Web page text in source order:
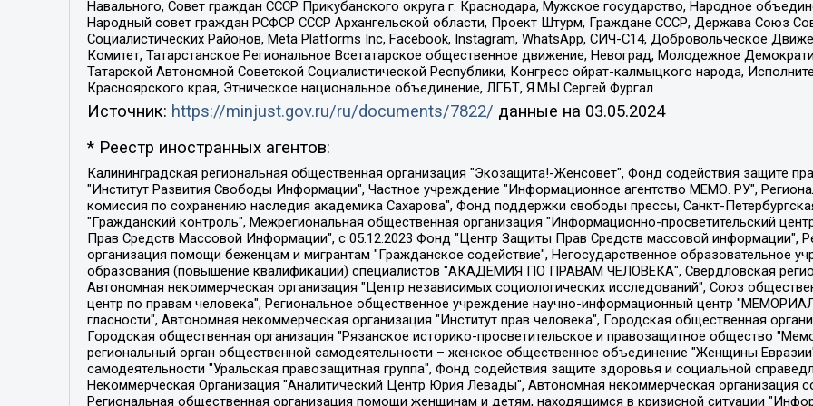
Навального, Совет граждан СССР Прикубанского округа г. Краснодара, Мужское государство, Народное
Народный совет граждан РСФСР СССР Архангельской области, Проект Штурм, Граждане СССР, Держава Союз
Социалистических Районов, Meta Platforms Inc, Facebook, Instagram, WhatsApp, СИЧ-С14, Добровольческое
Комитет, Татарстанское Региональное Всетатарское общественное движение, Невоград, Молодежное
Татарской Автономной Советской Социалистической Республики, Конгресс ойрат-калмыцкого народа,
Красноярского края, Этническое национальное объединение, ЛГБТ, Я.МЫ Сергей Фургал
Источник: https://minjust.gov.ru/ru/documents/7822/ данные на 03.05.2024
* Реестр иностранных агентов:
Калининградская региональная общественная организация "Экозащита!-Женсовет", Фонд содействия защите прав и свобод граждан "Общественный вердикт", Фонд "Институт Развития Свободы Информации", Частное учреждение "Информационное агентство МЕМО. РУ", Региональная общественная организация "Общественная комиссия по сохранению наследия академика Сахарова", Фонд поддержки свободы прессы, Санкт-Петербургская общественная правозащитная организация "Гражданский контроль", Межрегиональная общественная организация "Информационно-просветительский центр "Мемориал", Региональный Фонд "Центр Защиты Прав Средств Массовой Информации", с 05.12.2023 Фонд "Центр Защиты Прав Средств массовой информации", Региональная общественная благотворительная организация помощи беженцам и мигрантам "Гражданское содействие", Негосударственное образовательное учреждение дополнительного профессионального образования (повышение квалификации) специалистов "АКАДЕМИЯ ПО ПРАВАМ ЧЕЛОВЕКА", Свердловская региональная общественная организация "Сутяжник", Автономная некоммерческая организация "Центр независимых социологических исследований", Союз общественных объединений "Российский исследовательский центр по правам человека", Региональное общественное учреждение научно-информационный центр "МЕМОРИАЛ", Некоммерческая организация "Фонд защиты гласности", Автономная некоммерческая организация "Институт прав человека", Городская общественная организация "Екатеринбургское общество "МЕМОРИАЛ", Городская общественная организация "Рязанское историко-просветительское и правозащитное общество "Мемориал" (Рязанский Мемориал), Челябинский региональный орган общественной самодеятельности – женское общественное объединение "Женщины Евразии", Челябинский региональный орган общественной самодеятельности "Уральская правозащитная группа", Фонд содействия защите здоровья и социальной справедливости имени Андрея Рылькова, Автономная Некоммерческая Организация "Аналитический Центр Юрия Левады", Автономная некоммерческая организация социальной поддержки населения "Проект Апрель", Региональная общественная организация помощи женщинам и детям, находящимся в кризисной ситуации "Информационно-методический центр "Анна", Фонд содействия развитию массовых коммуникаций и правовому просвещению "Так-так-Так", Фонд содействия устойчивому развитию "Серебряная тайга", Свердловский региональный общественный фонд социальных проектов "Новое время", "Idel.Реалии", Кавказ.Реалии, Крым.Реалии, Телеканал Настоящее Время, Татаро-башкирская служба Радио Свобода (Azatliq Radiosi), Радио Свободная Европа/Радио Свобода (PCE/PC), "Сибирь.Реалии", "Фактограф", Благотворительный фонд помощи осужденным и их семьям, Автономная некоммерческая организация "Институт глобализации и социальных движений", Фонд "В защиту прав заключенных", Частное учреждение "Центр поддержки и содействия развитию средств массовой информации", Пензенский региональный общественный благотворительный фонд "Гражданский союз", "Север.Реалии", Некоммерческая организация Фонд "Правовая инициатива", Общество с ограниченной ответственностью "Радио Свободная Европа/Радио Свобода", Чешское информационное агентство "MEDIUM-ORIENT", Красноярская региональная общественная организация "Мы против СПИДа", Камалягин Денис Николаевич, Маркелов Сергей Евгеньевич, Пономарев Лев Александрович, Савицкая Людмила Алексеевна, Автономная некоммерческая организация "Центр по работе с проблемой насилия "НАСИЛИЮ.НЕТ", Межрегиональный профессиональный союз работников здравоохранения "Альянс врачей", Юридическое лицо, зарегистрированное в Латвийской Республике, SIA "Medusa Project" (регистрационный номер 40103797863, дата регистрации 10.06.2014), Некоммерческая организация "Фонд по борьбе с коррупцией", Автономная некоммерческая организация "Институт права и публичной политики", Баданин Роман Сергеевич, Гликин Максим Александрович, Железнова Мария Михайловна, Лукьянова Юлия Сергеевна, Маетная Елизавета Витальевна, Маняхин Петр Борисович, Чуракова Ольга Владимировна, Ярош Юлия Петровна, Юридическое лицо "The Insider SIA", зарегистрированное в Риге, Латвийская Республика (дата регистрации 26.06.2015), являющееся администратором доменного имени интернет-издания "The Insider SIA", https://theins.ru, Постернак Алексей Евгеньевич, Рубин Михаил Аркадьевич, Анин Роман Александрович, Юридическое лицо Istories fonds, зарегистрированное в Латвийской Республике (регистрационный номер 50008295751, дата регистрации 24.02.2020), Великовский Дмитрий Александрович, Долинина Ирина Николаевна, Мароховская Алеся Алексеевна, Шлейнов Роман Юрьевич, Шмагун Олеся Валентиновна, Общество с ограниченной ответственностью "Альтаир 2021", Общество с ограниченной ответственностью "Вега 2021", Общество с ограниченной ответственностью "Главный редактор 2021", Общество с ограниченной ответственностью "Ромашки монолит", Важенков Артем Валерьевич, Ивановская областная общественная организация "Центр гендерных исследований", Гурман Юрий Альбертович, Медиапроект "ОВД-Инфо", Егоров Владимир Владимирович, Жилинский Владимир Александрович, Общество с ограниченной ответственностью "ЗП", Иванова София Юрьевна, Карезина Инна Павловна, Кильтау Екатерина Викторовна, Петров Алексей Викторович, Пискунов Сергей Евгеньевич, Смирнов Сергей Сергеевич, Тихонов Михаил Сергеевич, Общество с ограниченной ответственностью "ЖУРНАЛИСТ-ИНОСТРАННЫЙ АГЕНТ", Арапова Галина Юрьевна, Вольтская Татьяна Анатольевна, Американская компания "Mason G.E.S. Anonymous Foundation" (США), являющаяся владельцем интернет-издания https://mnews.world/, Компания "Stichting Bellingcat", зарегистрированная в Нидерландах (дата регистрации 11.07.2018), Захаров Андрей Вячеславович, Клепиковская Екатерина Дмитриевна, Общество с ограниченной ответственностью "МЕМО", Перл Роман Александрович, Симонов Евгений Алексеевич, Соловьева Елена Анатольевна, Сотников Даниил Владимирович, Сурначева Елизавета Дмитриевна, Автономная некоммерческая организация по защите прав человека и информированию населения "Якутия – Наше Мнение", Общество с ограниченной ответственностью "Москоу диджитал медиа", с 26.01.2023 Общество с ограниченной ответственностью "Чайка Белые сады", Ветошкина Валерия Валерьевна, Заговора Максим Александрович, Межрегиональное общественное движение "Российская ЛГБТ - сеть", Оленичев Максим Владимирович, Павлов Иван Юрьевич, Скворцова Елена Сергеевна, Общество с ограниченной ответственностью "Как бы инагент", Кочетков Игорь Викторович, Общество с ограниченной ответственностью "Честные выборы", Еланчик Олег Александрович, Общество с ограниченной ответственностью "Нобелевский призыв", Гималова Регина Эмилевна, Григорьев Андрей Валерьевич, Григорьева Алина Александровна, Ассоциация по содействию защите прав призывников, альтернативнослужащих и военнослужащих "Правозащитная группа